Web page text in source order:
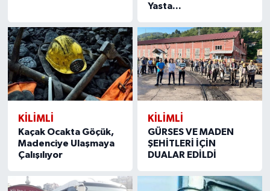
Yasta...
KILIMLI
Kaçak Ocakta Göçük,
Madenciye Ulaşmaya
Çalışılıyor
KILIMLI
GÜRSES VE MADEN
ŞEHİTLERİ İÇİN
DUALAR EDİLDİ